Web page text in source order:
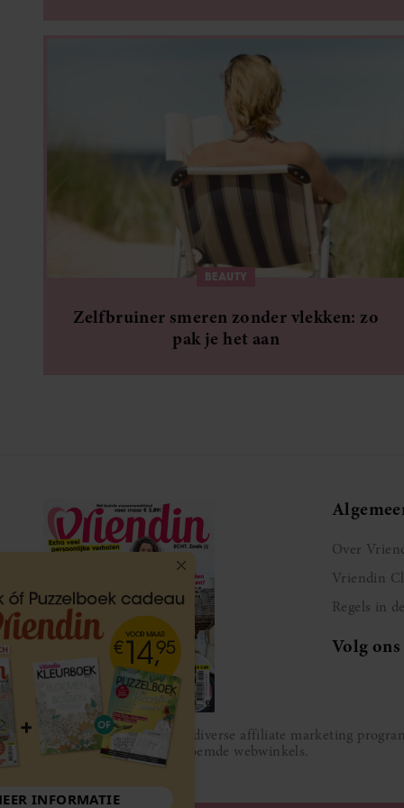
BEAUTY
Zelfbruiner smeren zonder vlekken: zo
pak je het aan
Over
Vriendin
Regels in
Volg ons
Vriendin participeert in diverse affiliate marketing
gesponsord door de genoemde webwinkels.
MEER INFORMATIE